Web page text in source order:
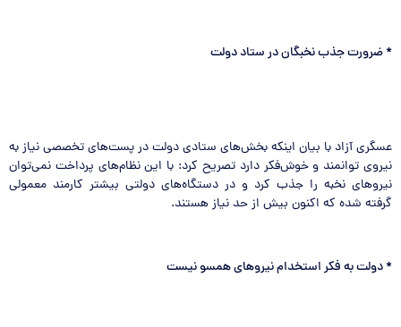
*ضرورت جذب نخبگان در ستاد دولت
عسگری آزاد با بیان اینکه بخش‌های ستادی دولت در پست‌های تخصصی نیاز به
نیروی توانمند و خوش‌فکر دارد تصریح کرد: با این نظام‌های پرداخت نمی‌توان
نیروهای نخبه را جذب کرد و در دستگاه‌های دولتی بیشتر کارمند معمولی
گرفته شده که اکنون بیش از حد نیاز هستند.
*دولت به فکر استخدام نیروهای همسو نیست